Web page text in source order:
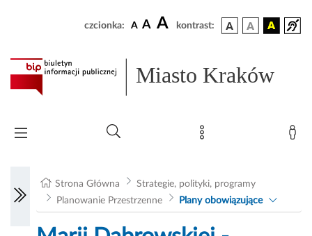
czcionka: A A A kontrast:
Miasto Kraków
Strona Główna
Strategie, polityki, programy
Planowanie Przestrzenne
Plany obowiązujące